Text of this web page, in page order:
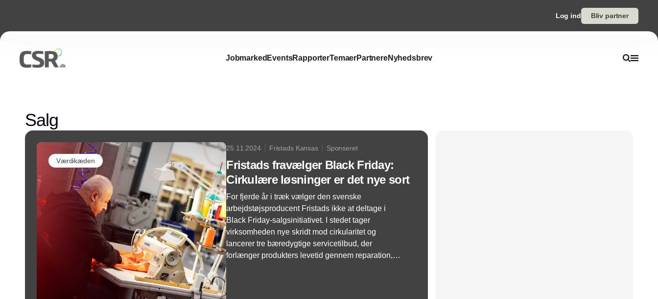
Log ind Bliv partner
Jobmarked EventsRapporterTemaerPartnereNyhedsbrev
Salg
Værdikæden
25.11.2024 Fristads Kansas Sponseret
Fristads fravælger Black Friday:
Cirkulære løsninger er det nye sort
For fjerde år i træk vælger den svenske
arbejdstøjsproducent Fristads ikke at deltage i
Black Friday-salgsinitiativet. I stedet tager
virksomheden nye skridt mod cirkularitet og
lancerer tre bæredygtige servicetilbud, der
forlænger produkters levetid gennem reparation,